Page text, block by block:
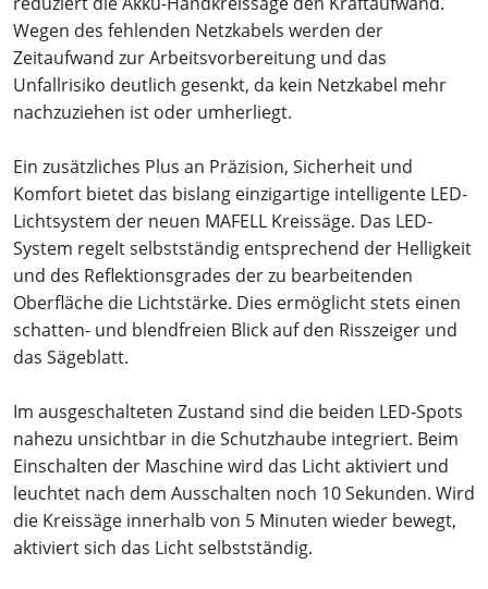
Wegen des fehlenden Netzkabels werden der
Zeitaufwand zur Arbeitsvorbereitung und das
Unfallrisiko deutlich gesenkt, da kein Netzkabel mehr
nachzuziehen ist oder umherliegt.
Ein zusätzliches Plus an Präzision, Sicherheit und
Komfort bietet das bislang einzigartige intelligente LED-
Lichtsystem der neuen MAFELL Kreissäge. Das LED-
System regelt selbstständig entsprechend der Helligkeit
und des Reflektionsgrades der zu bearbeitenden
Oberfläche die Lichtstärke. Dies ermöglicht stets einen
schatten- und blendfreien Blick auf den Risszeiger und
das Sägeblatt.
Im ausgeschalteten Zustand sind die beiden LED-Spots
nahezu unsichtbar in die Schutzhaube integriert. Beim
Einschalten der Maschine wird das Licht aktiviert und
leuchtet nach dem Ausschalten noch 10 Sekunden. Wird
die Kreissäge innerhalb von 5 Minuten wieder bewegt,
aktiviert sich das Licht selbstständig.